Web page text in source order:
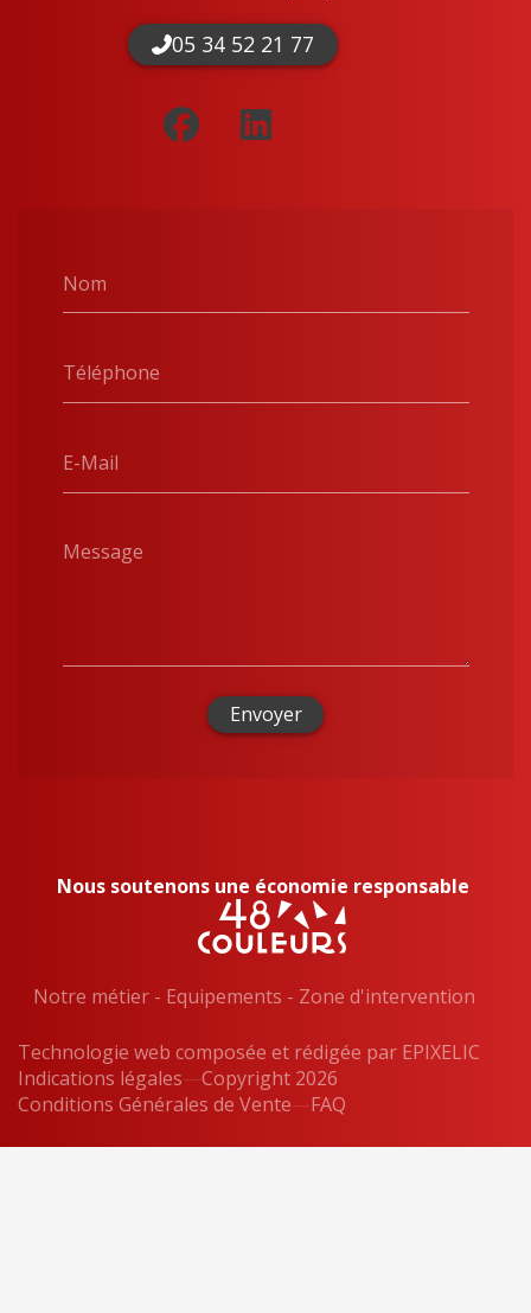
Nom
Téléphone
E-Mail
Message
Envoyer
05 34 52 21 77
Nous soutenons une économie responsable
Notre métier- Equipements - Zone d'intervention
Technologie web composée et rédigée par EPIXELIC
—
Indications légales—Copyright 2026
—
Conditions Générales de Vente—FAQ